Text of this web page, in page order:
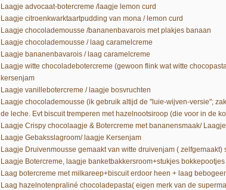
Laagje advocaat-botercreme /laagje lemon curd
Laagje citroenkwarktaartpudding van mona / lemon curd
Laagje chocolademousse /bananenbavarois met plakjes banaan
Laagje chocolademousse / laag caramelcreme
Laagje bananenbavarois / laag caramelcreme
Laagje witte chocoladebotercreme (gewoon flink wat witte
kersenjam
Laagje vanillebotercreme / laagje bosvruchten
Laagje chocolademousse (ik gebruik altijd de "luie-wijven-versie";
de leche. Evt biscuit tremperen met hazelnootsiroop (die voor in de
Laagje Crispy chocolaagje & Botercreme met bananensmaak/
Laagje Gebaksslagroom/ laagje Kersenjam
Laagje Druivenmousse gemaakt van witte druivenjam ( zelfgemaakt)
Laagje Botercreme, laagje banketbakkersroom+stukjes
Laag botercreme met milkareep+biscuit erdoor heen + laag
Laag hazelnotenpraliné chocoladepasta( eigen merk van de